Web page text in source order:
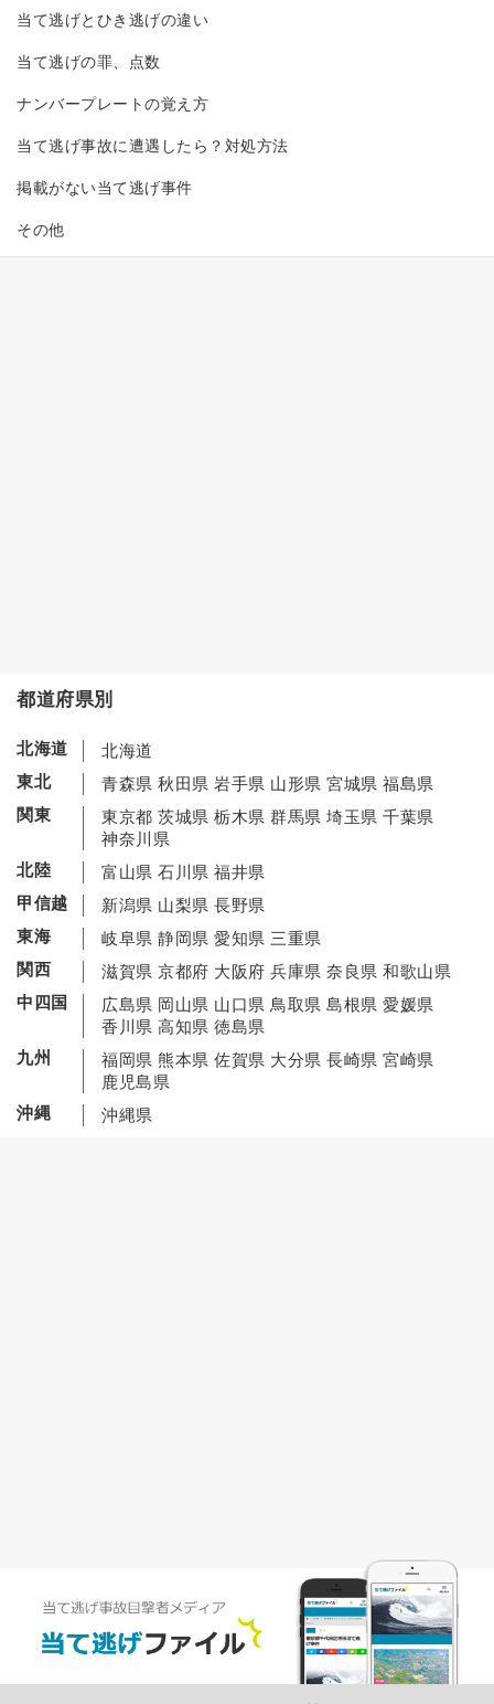
当て逃げとひき逃げの違い
当て逃げの罪、点数
ナンバープレートの覚え方
当て逃げ事故に遭遇したら？対処方法
掲載がない当て逃げ事件
その他
都道府県別
北海道
北海道
東北
青森県 秋田県 岩手県 山形県 宮城県 福島県
関東
東京都 茨城県 栃木県 群馬県 埼玉県 千葉県
神奈川県
北陸
富山県 石川県 福井県
甲信越
新潟県 山梨県 長野県
東海
岐阜県 静岡県 愛知県 三重県
関西
滋賀県 京都府 大阪府 兵庫県 奈良県 和歌山県
中四国
広島県 岡山県 山口県 鳥取県 島根県 愛媛県
香川県 高知県 徳島県
九州
福岡県 熊本県 佐賀県 大分県 長崎県 宮崎県
鹿児島県
沖縄
沖縄県